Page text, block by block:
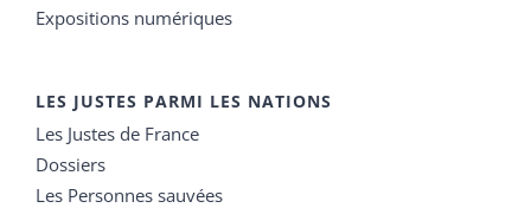
Expositions numériques
LES JUSTES PARMI LES NATIONS
Les Justes de France
Dossiers
Les Personnes sauvées